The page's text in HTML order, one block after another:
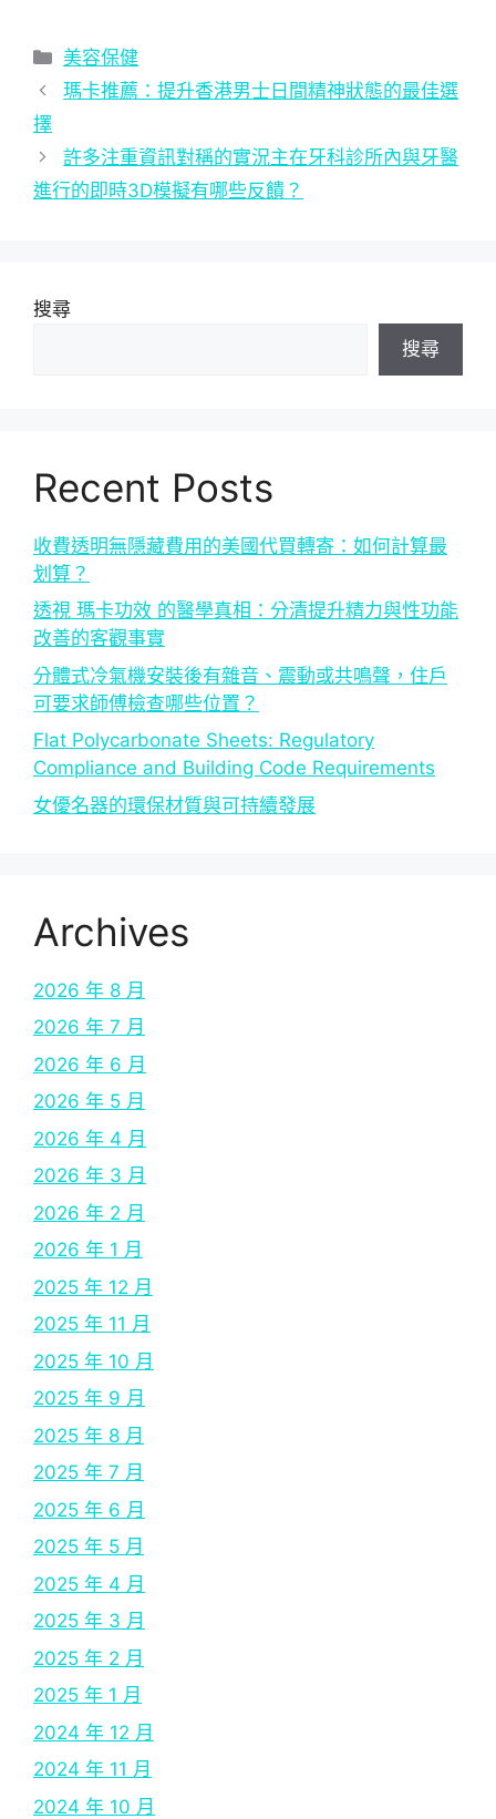
分
類
美容保健
瑪卡推薦：提升香港男士日間精神狀態的最佳選
擇
許多注重資訊對稱的實況主在牙科診所內與牙醫
進行的即時3D模擬有哪些反饋？
搜尋
搜尋
Recent Posts
收費透明無隱藏費用的美國代買轉寄：如何計算最
划算？
透視 瑪卡功效 的醫學真相：分清提升精力與性功能
改善的客觀事實
分體式冷氣機安裝後有雜音、震動或共鳴聲，住戶
可要求師傅檢查哪些位置？
Flat Polycarbonate Sheets: Regulatory
Compliance and Building Code Requirements
女優名器的環保材質與可持續發展
Archives
2026 年 8 月
2026 年 7 月
2026 年 6 月
2026 年 5 月
2026 年 4 月
2026 年 3 月
2026 年 2 月
2026 年 1 月
2025 年 12 月
2025 年 11 月
2025 年 10 月
2025 年 9 月
2025 年 8 月
2025 年 7 月
2025 年 6 月
2025 年 5 月
2025 年 4 月
2025 年 3 月
2025 年 2 月
2025 年 1 月
2024 年 12 月
2024 年 11 月
2024 年 10 月